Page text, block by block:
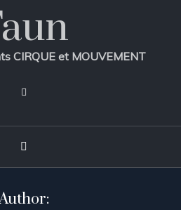
CIRQUE et MOUVEMENT